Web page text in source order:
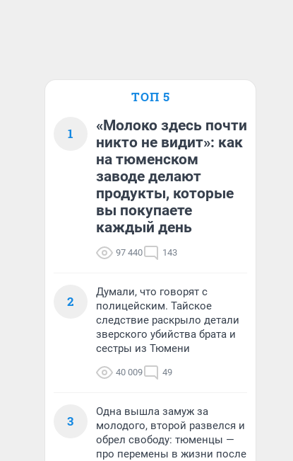
ТОП 5
1
«Молоко здесь почти
никто не видит»: как
на тюменском
заводе делают
продукты, которые
вы покупаете
каждый день
97 440 143
2
Думали, что говорят с
полицейским. Тайское
следствие раскрыло детали
зверского убийства брата и
сестры из Тюмени
40 009 49
3
Одна вышла замуж за
молодого, второй развелся и
обрел свободу: тюменцы —
про перемены в жизни после